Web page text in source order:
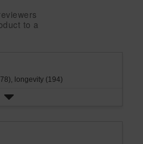
to a
longevity (194)